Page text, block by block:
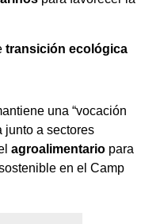
transición ecológica
una “vocación
junto a sectores
agroalimentario para
en el Camp